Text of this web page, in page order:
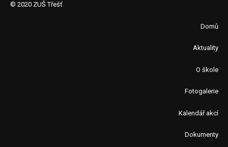
© 2020 ZUŠ Třešť
Domů
Aktuality
O škole
Fotogalerie
Kalendář akcí
Dokumenty